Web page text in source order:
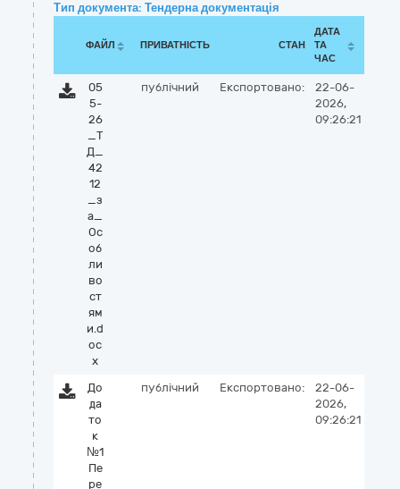
Тип документа: Тендерна документація
ФАЙЛ ПРИВАТНІСТЬ СТАН
ДАТА
ТА
ЧАС
05
5-
26
_Т
Д_
42
12
_з
а_
Ос
об
ли
во
ст
ям
и.d
oc
x
публічний Експортовано:
22-06-
2026,
09:26:21
До
да
то
к
№1
Пе
ре
публічний Експортовано:
22-06-
2026,
09:26:21